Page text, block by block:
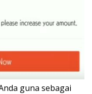
guna sebagai